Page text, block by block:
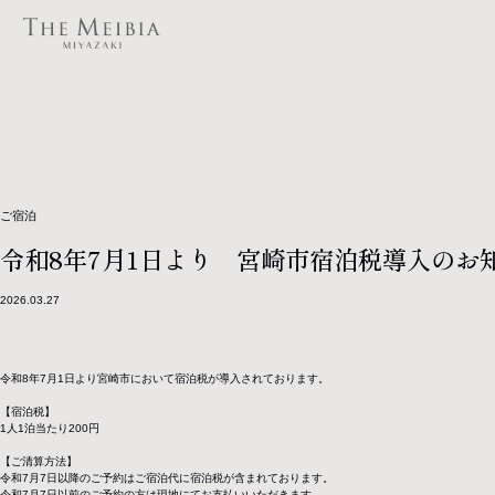
ご宿泊
令和8年7月1日より 宮崎市宿泊税導入のお
2026.03.27
令和8年7月1日より宮崎市において宿泊税が導入されております。
【宿泊税】
1人1泊当たり200円
【ご清算方法】
令和7月7日以降のご予約はご宿泊代に宿泊税が含まれております。